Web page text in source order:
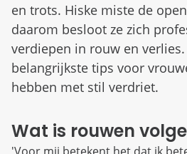
en trots. Hiske miste de
daarom besloot ze zich
verdiepen in rouw en
belangrijkste tips voor
hebben met stil verdriet.
Wat is rouwen